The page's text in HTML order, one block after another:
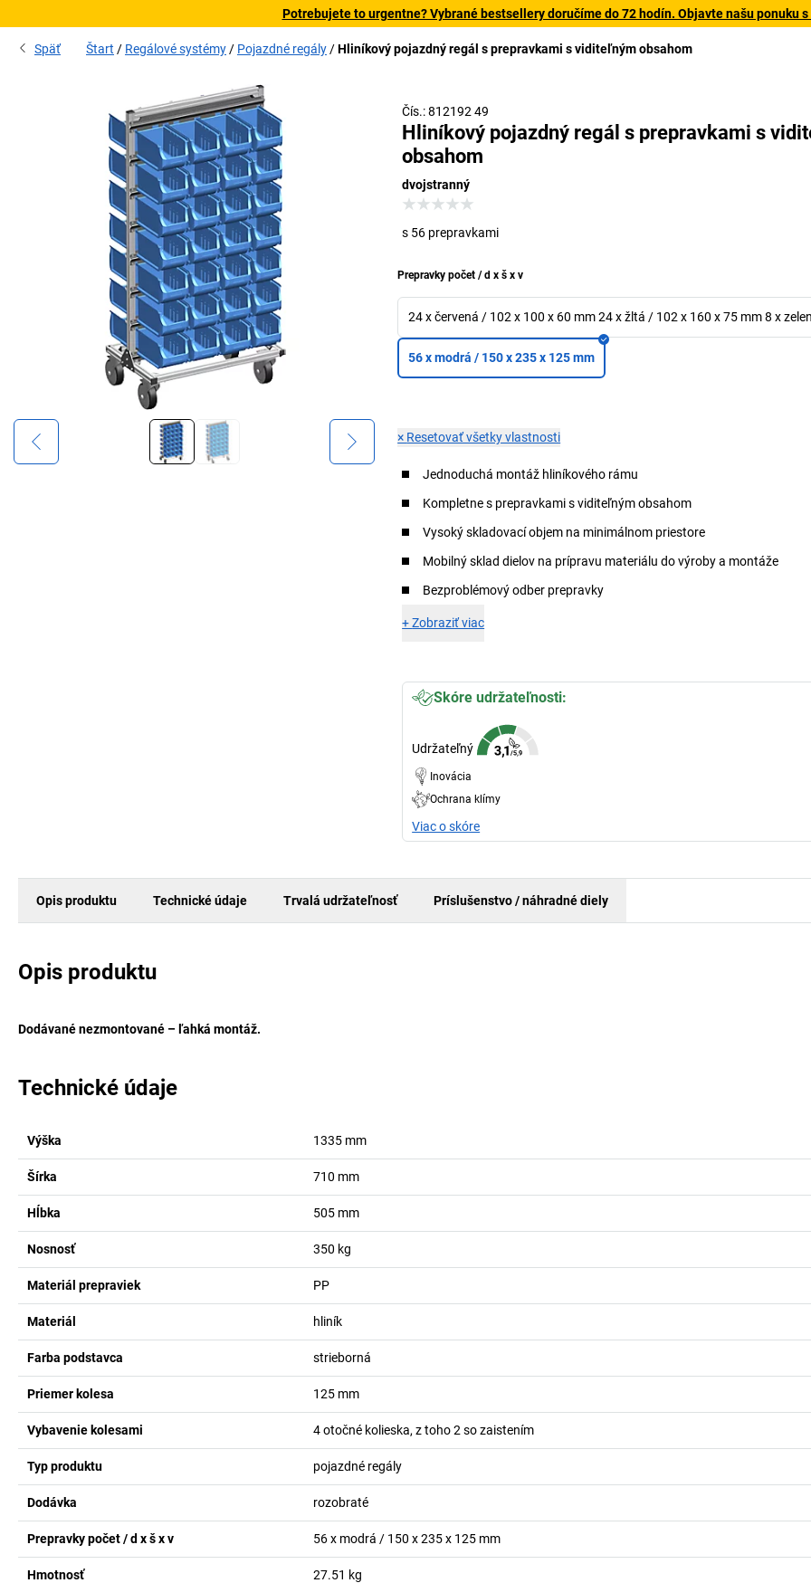
Potrebujete to urgentne? Vybrané bestsellery doručíme do 72 hodín. Objavte našu ponuku
Späť Štart Regálové systémy Pojazdné regály Hliníkový pojazdný regál s prepravkami s viditeľným obsahom
Čís.: 812192 49
Hliníkový pojazdný regál s prepravkami s
obsahom
dvojstranný
s 56 prepravkami
Prepravky počet / d x š x v
24 x červená / 102 x 100 x 60 mm 24 x žltá / 102 x 160 x 75 mm 8 x
56 x modrá / 150 x 235 x 125 mm
× Resetovať všetky vlastnosti
Jednoduchá montáž hliníkového rámu
Kompletne s prepravkami s viditeľným obsahom
Vysoký skladovací objem na minimálnom priestore
Mobilný sklad dielov na prípravu materiálu do výroby a montáže
Bezproblémový odber prepravky
+Zobraziť viac
Skóre udržateľnosti:
Udržateľný
Inovácia
Ochrana klímy
Viac o skóre
Opis produktu Technické údaje Trvalá udržateľnosť Príslušenstvo / náhradné diely
Opis produktu
Dodávané nezmontované – ľahká montáž.
Technické údaje
Výška 1335 mm
Šírka 710 mm
Hĺbka 505 mm
Nosnosť 350 kg
Materiál prepraviek PP
Materiál hliník
Farba podstavca strieborná
Priemer kolesa 125 mm
Vybavenie kolesami 4 otočné kolieska, z toho 2 so zaistením
Typ produktu pojazdné regály
Dodávka rozobraté
Prepravky počet / d x š x v 56 x modrá / 150 x 235 x 125 mm
Hmotnosť 27.51 kg